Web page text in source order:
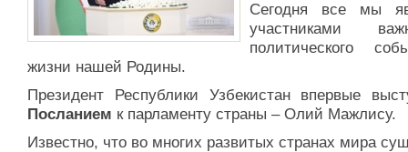
Сегодня все мы
участниками
политического
жизни нашей Родины.
Президент Республики Узбекистан впервые
Посланием к парламенту страны – Олий Мажлису.
Известно, что во многих развитых странах мира